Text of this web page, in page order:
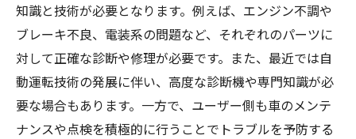
知識と技術が必要となります。例えば、エンジン不調や
ブレーキ不良、電装系の問題など、それぞれのパーツに
対して正確な診断や修理が必要です。また、最近では自
動運転技術の発展に伴い、高度な診断機や専門知識が必
要な場合もあります。一方で、ユーザー側も車のメンテ
ナンスや点検を積極的に行うことでトラブルを予防する